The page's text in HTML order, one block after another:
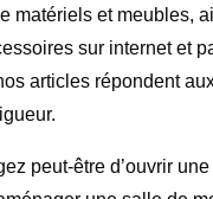
matériels et meubles,
sur internet et
articles répondent
peut-être d’ouvrir